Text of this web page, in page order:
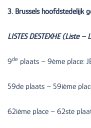
3. Brussels hoofdstedelijk
LISTES DESTEXHE (Liste –
9de plaats – 9ème place:
59de plaats – 59ième
62ième place – 62ste